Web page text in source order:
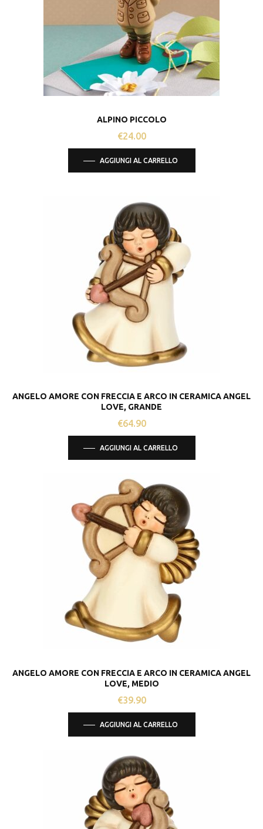
ALPINO PICCOLO
€24.00
AGGIUNGI AL CARRELLO
ANGELO AMORE CON FRECCIA E ARCO IN CERAMICA ANGEL
LOVE, GRANDE
€64.90
AGGIUNGI AL CARRELLO
ANGELO AMORE CON FRECCIA E ARCO IN CERAMICA ANGEL
LOVE, MEDIO
€39.90
AGGIUNGI AL CARRELLO